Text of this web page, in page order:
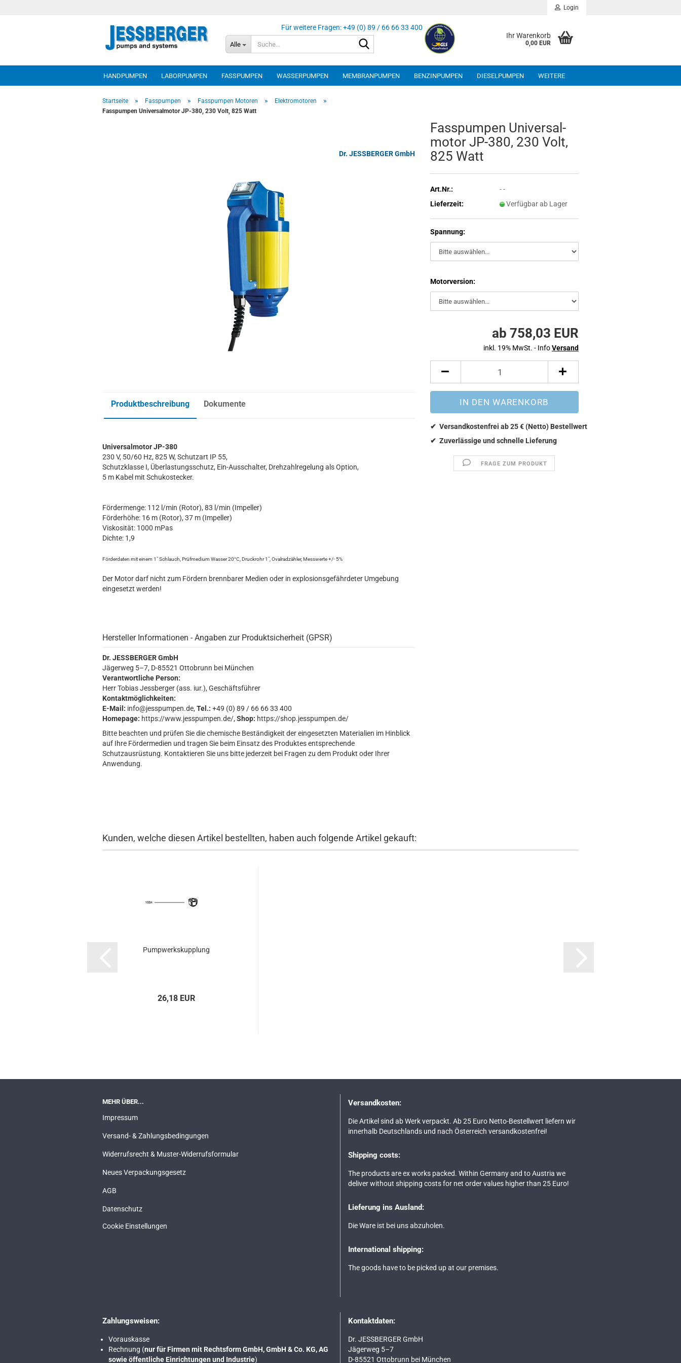
Login
Alle
Ihr Warenkorb
0,00 EUR
HANDPUMPEN LABORPUMPEN FASSPUMPEN WASSERPUMPEN MEMBRANPUMPEN BENZINPUMPEN DIESELPUMPEN WEITERE
Startseite » Fasspumpen » Fasspumpen Motoren » Elektromotoren »
Fasspumpen Universalmotor JP-380, 230 Volt, 825 Watt
Dr. JESSBERGER GmbH
Fas­s­pum­pen Uni­ver­sal­
mo­tor JP-​380, 230 Volt,
825 Watt
Art.Nr.:
- -
Lieferzeit:
Verfügbar ab Lager
Spannung:
Motorversion:
ab 758,03 EUR
inkl. 19% MwSt. - InfoVersand
FRAGE ZUM PRODUKT
Produktbeschreibung Dokumente
Universalmotor JP-380
230 V, 50/60 Hz, 825 W, Schutzart IP 55,
Schutzklasse I, Überlastungsschutz, Ein-Ausschalter, Drehzahlregelung als Option,
5 m Kabel mit Schuko­stecker.
Fördermenge: 112 l/min (Rotor), 83 l/min (Impeller)
Förderhöhe: 16 m (Rotor), 37 m (Impeller)
Viskosität: 1000 mPas
Dichte: 1,9
Förderdaten mit einem 1" Schlauch, Prüfmedium Wasser 20°C, Druckrohr 1", Ovalradzähler, Messwerte +/- 5%
Der Motor darf nicht zum Fördern brennbarer Medien oder in explosionsgefährdeter Umgebung
eingesetzt werden!
Hersteller Informationen - Angaben zur Produktsicherheit (GPSR)
Dr. JESSBERGER GmbH
Jägerweg 5–7, D-85521 Ottobrunn bei München
Verantwortliche Person:
Herr Tobias Jessberger (ass. iur.), Geschäftsführer
Kontaktmöglichkeiten:
E-Mail: info@jesspumpen.de, Tel.: +49 (0) 89 / 66 66 33 400
Homepage: https://www.jesspumpen.de/, Shop: https://shop.jesspumpen.de/
Bitte beachten und prüfen Sie die chemische Beständigkeit der eingesetzten Materialien im Hinblick
auf Ihre Fördermedien und tragen Sie beim Einsatz des Produktes entsprechende
Schutzausrüstung. Kontaktieren Sie uns bitte jederzeit bei Fragen zu dem Produkt oder Ihrer
Anwendung.
Kunden, welche diesen Artikel bestellten, haben auch folgende Artikel gekauft:
Pump­werks­kupp­lung
26,18 EUR
MEHR ÜBER...
Impressum
Versand- & Zahlungsbedingungen
Widerrufsrecht & Muster-Widerrufsformular
Neues Verpackungsgesetz
AGB
Datenschutz
Cookie Einstellungen
Versandkosten:
Die Artikel sind ab Werk verpackt. Ab 25 Euro Netto-Bestellwert liefern wir
innerhalb Deutschlands und nach Österreich versandkostenfrei!
Shipping costs:
The products are ex works packed. Within Germany and to Austria we
deliver without shipping costs for net order values higher than 25 Euro!
Lieferung ins Ausland:
Die Ware ist bei uns abzuholen.
International shipping:
The goods have to be picked up at our premises.
Zahlungsweisen:
Vorauskasse
Rechnung (nur für Firmen mit Rechtsform GmbH, GmbH & Co. KG, AG
sowie öffentliche Einrichtungen und Industrie)
Kontaktdaten:
Dr. JESSBERGER GmbH
Jägerweg 5–7
D-85521 Ottobrunn bei München